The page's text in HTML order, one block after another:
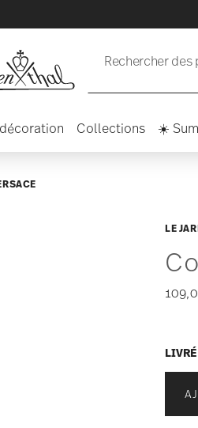
Rechercher
Collections ☀️
LE